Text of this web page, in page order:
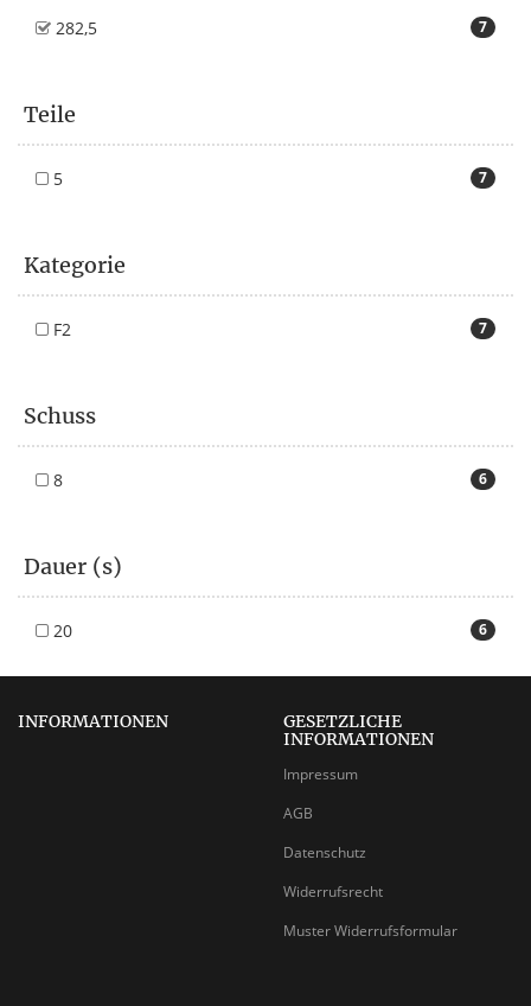
7
282,5
Teile
7
5
Kategorie
7
F2
Schuss
6
8
Dauer (s)
6
20
INFORMATIONEN
GESETZLICHE
INFORMATIONEN
Impressum
AGB
Datenschutz
Widerrufsrecht
Muster Widerrufsformular